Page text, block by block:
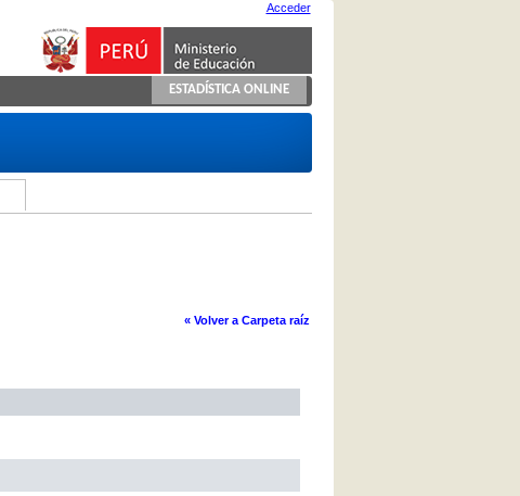
Acceder
ESTADÍSTICA ONLINE
« Volver a Carpeta raíz